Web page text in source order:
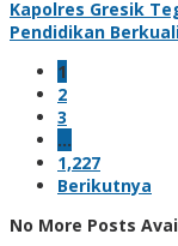
Kapolres Gresik
Pendidikan
1
2
3
…
1,227
Berikutnya
No More Posts